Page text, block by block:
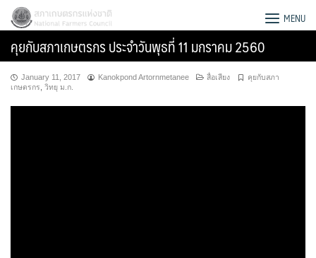
Skip
content
สภาเกษตรกรแห่งชาติ MENU
คุยกับสภาเกษตรกร ประจำวันพุธที่ 11 มกราคม 2560
January 11, 2017 Kanokpond Artornmetanee สื่อเสียง
คุยกับสภา
เกษตรกร วิทยุ ม.ก.